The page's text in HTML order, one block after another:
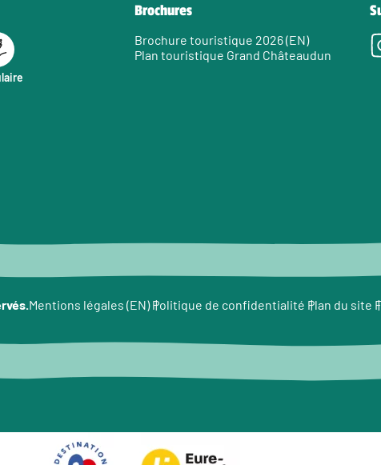
Brochures
Brochure touristique 2026 (EN)
Plan touristique Grand Châteaudun
Mentions légales (EN) Politique de confidentialité Plan du site